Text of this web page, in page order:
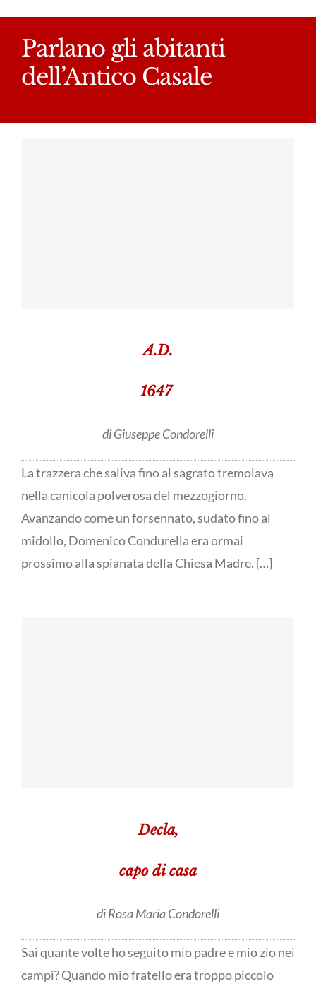
Parlano gli abitanti
dell’Antico Casale
A.D.
1647
di Giuseppe Condorelli
La trazzera che saliva fino al sagrato tremolava
nella canicola polverosa del mezzogiorno.
Avanzando come un forsennato, sudato fino al
midollo, Domenico Condurella era ormai
prossimo alla spianata della Chiesa Madre. […]
Decla,
capo di casa
di Rosa Maria Condorelli
Sai quante volte ho seguito mio padre e mio zio nei
campi? Quando mio fratello era troppo piccolo